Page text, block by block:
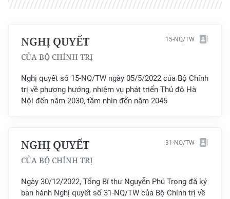
Đồng bằng sông Hồng
Bắc Trung Bộ
Duyên hải Nam Trung Bộ và Tây
Nguyên
Đồng bằng sông Cửu Long
Chuyên trang Hà Nội
Chuyên trang TP. Hồ Chí Minh
NGHỊ QUYẾT
CỦA BỘ CHÍNH TRỊ
15-NQ/TW
Nghị quyết số 15-NQ/TW ngày 05/5/2022 của Bộ Chính
trị về phương hướng, nhiệm vụ phát triển Thủ đô Hà
Nội đến năm 2030, tầm nhìn đến năm 2045
NGHỊ QUYẾT
CỦA BỘ CHÍNH TRỊ
31-NQ/TW
Ngày 30/12/2022, Tổng Bí thư Nguyễn Phú Trọng đã ký
ban hành Nghị quyết số 31-NQ/TW của Bộ Chính trị về